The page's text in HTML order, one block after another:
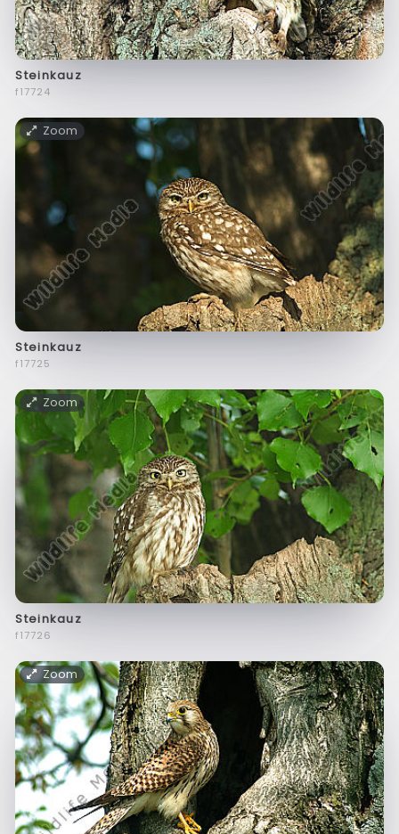
Steinkauz
f17724
Zoom
Steinkauz
f17725
Zoom
Steinkauz
f17726
Zoom